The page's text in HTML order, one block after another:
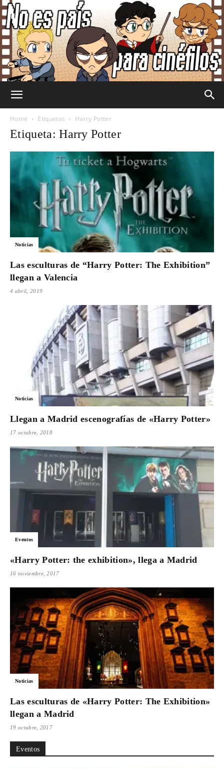
País
Para
Home Etiquetas Harry Potter
Etiqueta: Harry Potter
Noticias
Las esculturas de “Harry Potter: The Exhibition”
llegan a Valencia
4 abril, 2019
Noticias
Llegan a Madrid escenografías de «Harry Potter»
17 octubre, 2018
Eventos
«Harry Potter: the exhibition», llega a Madrid
16 noviembre, 2017
Noticias
Las esculturas de «Harry Potter: The Exhibition»
llegan a Madrid
19 octubre, 2017
Eventos